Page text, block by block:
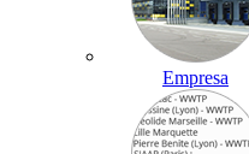
Empresa